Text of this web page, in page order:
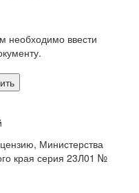
необходимо ввести
Министерства
края серия 23Л01 №